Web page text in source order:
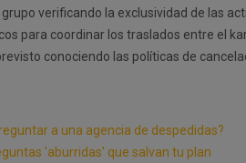
verificando la exclusividad de las
para coordinar los traslados entre el
conociendo las políticas de
a una agencia de despedidas?
'aburridas' que salvan tu plan